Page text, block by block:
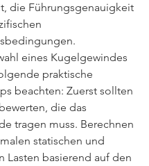
die Führungsgenauigkeit
eines Kugelgewindes
praktische
beachten: Zuerst sollten
die das
tragen muss. Berechnen
statischen und
Lasten basierend auf den